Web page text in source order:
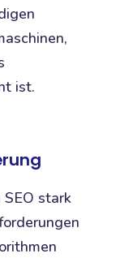
ist.
stark